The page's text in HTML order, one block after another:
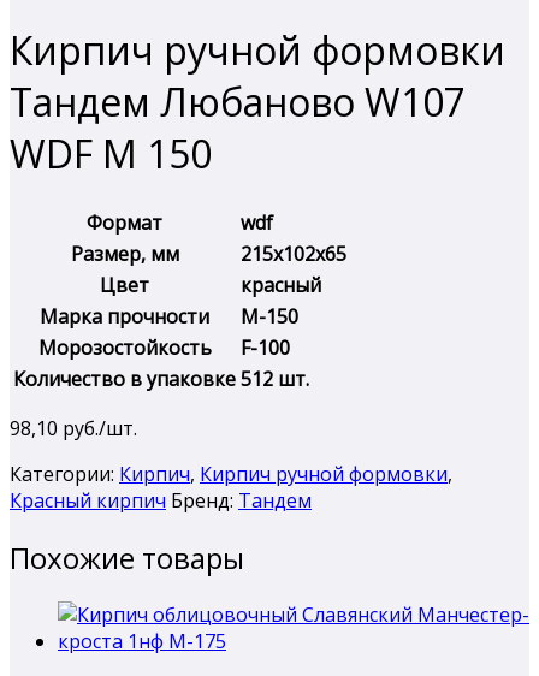
Кирпич ручной формовки
Тандем Любаново W107
WDF М 150
Формат
wdf
Размер, мм
215х102х65
Цвет
красный
Марка прочности
М-150
Морозостойкость
F-100
Количество в упаковке512 шт.
98,10 руб./шт.
Категории: Кирпич, Кирпич ручной формовки,
Красный кирпич Бренд: Тандем
Похожие товары